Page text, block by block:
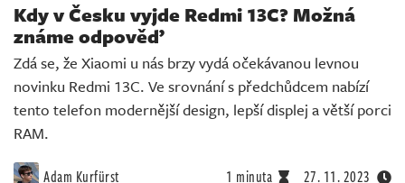
Kdy v Česku vyjde Redmi 13C? Možná
známe odpověď
Zdá se, že Xiaomi u nás brzy vydá očekávanou levnou
novinku Redmi 13C. Ve srovnání s předchůdcem nabízí
tento telefon modernější design, lepší displej a větší porci
RAM.
Adam Kurfürst 1 minuta 27. 11. 2023